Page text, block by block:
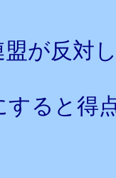
が反対
ると得